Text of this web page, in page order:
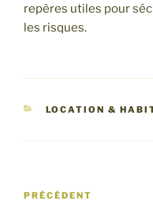
repères utiles pour
les risques.
CATÉGORIES
LOCATION &
Navigation
Article
PRÉCÉDENT